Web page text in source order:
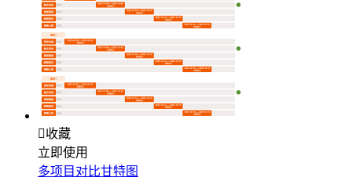
收藏
立即使用
多项目对比甘特图